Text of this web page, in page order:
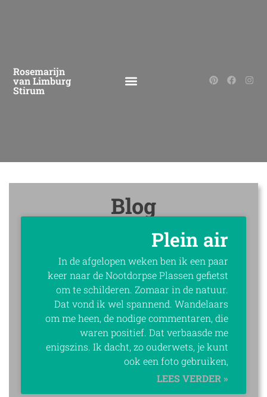
Rosemarijn
van Limburg
Stirum
Blog
Plein air
In de afgelopen weken ben ik een paar
keer naar de Nootdorpse Plassen gefietst
om te schilderen. Zomaar in de natuur.
Dat vond ik wel spannend. Wandelaars
om me heen, de nodige commentaren, die
waren positief. Dat verbaasde me
enigszins. Ik dacht, zo ouderwets, je kunt
ook een foto gebruiken,
LEES VERDER »